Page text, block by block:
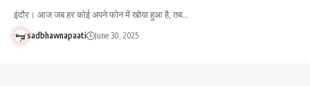
इंदौर। आज जब हर कोई अपने फोन में खोया हुआ है, तब…
sadbhawnapaati June 30, 2025